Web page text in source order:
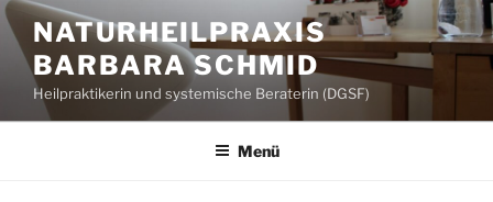
Zum
Inhalt
springen
NATURHEILPRAXIS
BARBARA SCHMID
Heilpraktikerin und systemische Beraterin (DGSF)
Menü